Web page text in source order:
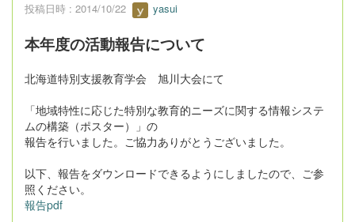
投稿日時 : 2014/10/22 yasui
本年度の活動報告について
北海道特別支援教育学会 旭川大会にて
「地域特性に応じた特別な教育的ニーズに関する情報システ
ムの構築（ポスター）」の
報告を行いました。ご協力ありがとうございました。
以下、報告をダウンロードできるようにしましたので、ご参
照ください。
報告pdf